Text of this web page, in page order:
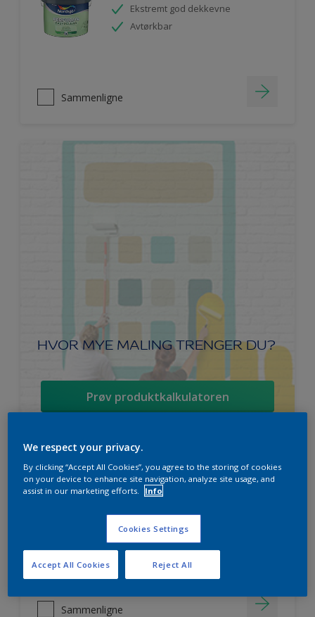
Ekstremt god dekkevne
Avtørkbar
Sammenligne
HVOR MYE MALING TRENGER DU?
Prøv produktkalkulatoren
Ambiance Endless Sky takmaling
For beste sluttresultat
Sammenligne
We respect your privacy.
By clicking “Accept All Cookies”, you agree to the storing of cookies
on your device to enhance site navigation, analyze site usage, and
assist in our marketing efforts.
Info
Cookies Settings
Reject All
Accept All Cookies